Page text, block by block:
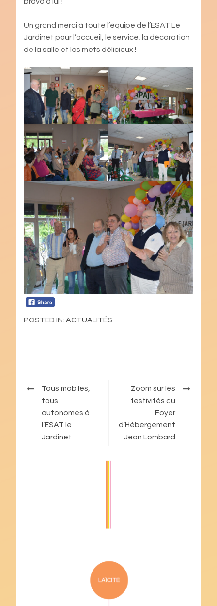
Un grand merci à toute l’équipe de l’ESAT Le
Jardinet pour l’accueil, le service, la décoration
de la salle et les mets délicieux !
POSTED IN: ACTUALITÉS
Navigation
l’article
Tous mobiles,
tous
autonomes à
l’ESAT le
Jardinet
Zoom sur les
festivités au
Foyer
d’Hébergement
Jean Lombard